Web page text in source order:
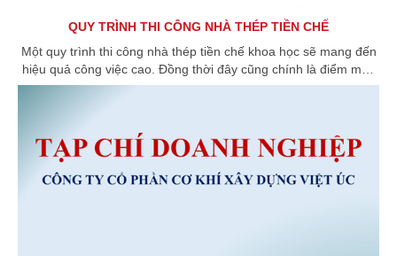
QUY TRÌNH THI CÔNG NHÀ THÉP TIỀN CHẾ
Một quy trình thi công nhà thép tiền chế khoa học sẽ mang đến
hiệu quả công việc cao. Đồng thời đây cũng chính là điểm mấu
chốt để khách hàng đánh giá, nhìn nhận sự chuyên nghiệp đối